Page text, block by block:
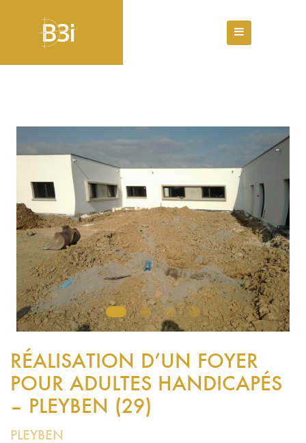
RÉALISATION D’UN FOYER
POUR ADULTES HANDICAPÉS
– PLEYBEN (29)
PLEYBEN
1 2 3 4